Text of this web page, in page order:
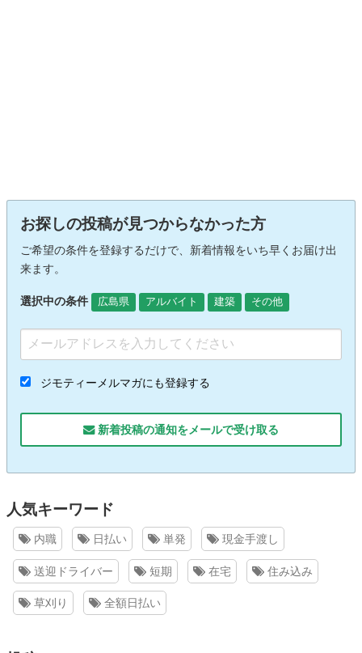
お探しの投稿が見つからなかった方
ご希望の条件を登録するだけで、新着情報をいち早くお届け出
来ます。
選択中の条件 広島県 アルバイト 建築 その他
ジモティーメルマガにも登録する
新着投稿の通知をメールで受け取る
人気キーワード
内職 日払い 単発 現金手渡し
送迎ドライバー 短期 在宅 住み込み
草刈り 全額日払い